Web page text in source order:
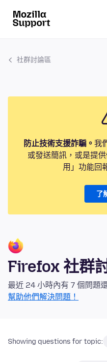
社群討論區
防止技術支援詐騙。 我
或發送簡訊，或是提
用」功能回
了
Firefox 社群
最近 24 小時內有 7 個問題
幫助他們解決問題！
Showing questions for topic: